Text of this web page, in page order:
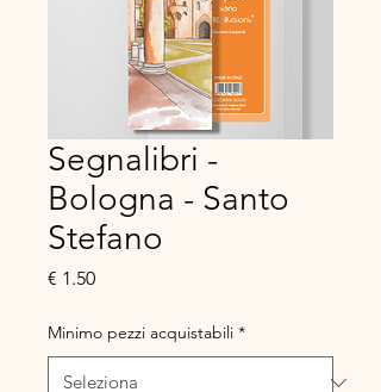
Segnalibri -
Bologna - Santo
Stefano
€ 1.50Prezzo
Minimo pezzi acquistabili *